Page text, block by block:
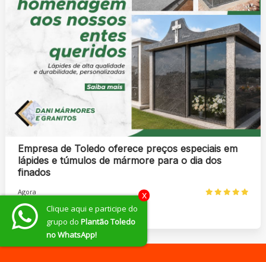
Empresa de Toledo oferece preços especiais em
lápides e túmulos de mármore para o dia dos
finados
Agora
Clique aqui e participe do
grupo do Plantão Toledo
no WhatsApp!
x